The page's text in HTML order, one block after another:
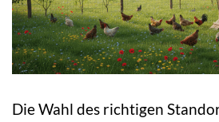
Die Wahl des richtigen